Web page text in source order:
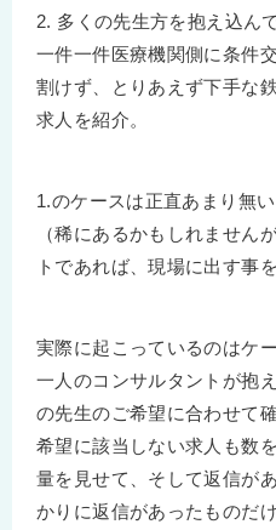
2. 多くの先生方を抱え込ん
一件一件医療機関側に条件
割けず、とりあえず下手な
求人を紹介。
1.のケースは正直あまり無い
（稀にあるかもしれません
トであれば、現場に出す事
実際に起こっているのはケ
一人のコンサルタントが抱
の先生のご希望に合わせて
希望に該当しない求人も数
量を見せて、そして返信が
かりに返信があったものだ